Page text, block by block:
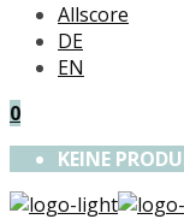
Allscore
DE
EN
0
KEINE